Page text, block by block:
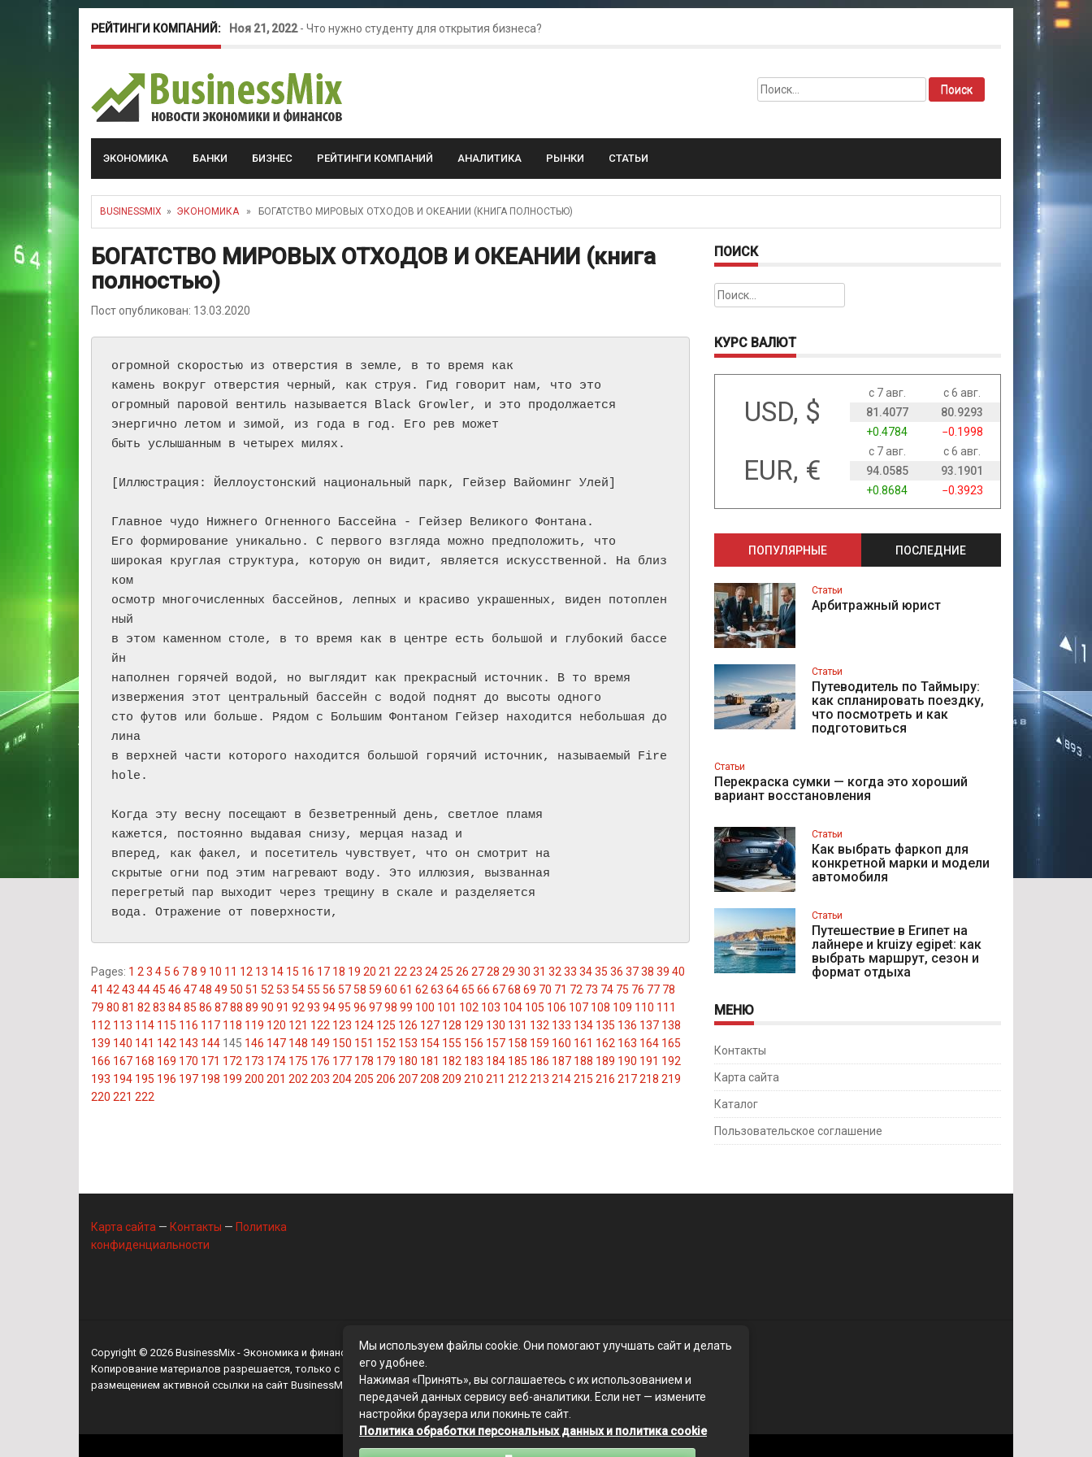
РЕЙТИНГИ КОМПАНИЙ: Ноя 21, 2022- Что нужно студенту для открытия бизнеса?
Май 16, 2022-Курсовые колебания: как защитить свой бизнес?
Найти:
ЭКОНОМИКА БАНКИ БИЗНЕС РЕЙТИНГИ КОМПАНИЙ АНАЛИТИКА РЫНКИ СТАТЬИ
BUSINESSMIX » ЭКОНОМИКА» БОГАТСТВО МИРОВЫХ ОТХОДОВ И ОКЕАНИИ (КНИГА ПОЛНОСТЬЮ)
БОГАТСТВО МИРОВЫХ ОТХОДОВ И ОКЕАНИИ (книга
полностью)
Пост опубликован: 13.03.2020
огромной скоростью из отверстия в земле, в то время как
камень вокруг отверстия черный, как струя. Гид говорит нам, что это
огромный паровой вентиль называется Black Growler, и это продолжается
энергично летом и зимой, из года в год. Его рев может
быть услышанным в четырех милях.
[Иллюстрация: Йеллоустонский национальный парк, Гейзер Вайоминг Улей]
Главное чудо Нижнего Огненного Бассейна - Гейзер Великого Фонтана.
Его формирование уникально. С первого взгляда можно предположить, что
широкая круглая структура, которую он видит, является искусственной. На близ
ком
осмотр многочисленных бассейнов, лепных и красиво украшенных, виден потоплен
ный
в этом каменном столе, в то время как в центре есть большой и глубокий бассе
йн
наполнен горячей водой, но выглядит как прекрасный источник. В то время
извержения этот центральный бассейн с водой поднят до высоты одного
сто футов или больше. Рядом с Большим Фонтаном Гейзер находится небольшая до
лина
в верхней части которого находится большой горячий источник, называемый Fire
hole.
Когда эту весну посещают в безветренный день, светлое пламя
кажется, постоянно выдавая снизу, мерцая назад и
вперед, как факел, и посетитель чувствует, что он смотрит на
скрытые огни под этим нагревают воду. Это иллюзия, вызванная
перегретый пар выходит через трещину в скале и разделяется
вода. Отражение от поверхности,
Pages: 1 2 3 4 5 6 78 9 10 11 12 13 14 15 16 17 18 19 20 21 22 23 2425 26 2728 29 30 31 32 33 3435 36 3738 39 40
41 42 43 4445 46 4748 49 50 51 52 53 54 55 56 57 58 59 60 61 62 63 6465 66 6768 69 70 71 72 73 74 75 76 77 78
79 80 81 82 83 8485 86 8788 89 90 91 92 93 9495 96 9798 99 100 101 102 103 104 105 106 107 108 109 110 111
112 113 114 115 116 117 118 119 120 121 122 123 124 125 126 127 128 129 130 131 132 133 134 135 136 137 138
139 140 141 142 143 144 145 146 147 148 149 150 151 152 153 154 155 156 157 158 159 160 161 162 163 164 165
166 167 168 169 170 171 172 173 174 175 176 177 178 179 180 181 182 183 184 185 186 187 188 189 190 191 192
193 194 195 196 197 198 199 200 201 202 203 204205 206 207208 209 210 211 212 213 214215 216 217218 219
220 221 222
ПОИСК
Найти:
КУРС ВАЛЮТ
USD, $
с 7 авг.
с 6 авг.
81.4077
80.9293
+0.4784
−0.1998
EUR, €
с 7 авг.
с 6 авг.
94.0585
93.1901
+0.8684
−0.3923
ПОПУЛЯРНЫЕ ПОСЛЕДНИЕ
Статьи
Арбитражный юрист
Статьи
Путеводитель по Таймыру:
как спланировать поездку,
что посмотреть и как
подготовиться
Статьи
Перекраска сумки — когда это хороший
вариант восстановления
Статьи
Как выбрать фаркоп для
конкретной марки и модели
автомобиля
Статьи
Путешествие в Египет на
лайнере и kruizy egipet: как
выбрать маршрут, сезон и
формат отдыха
МЕНЮ
Контакты
Карта сайта
Каталог
Пользовательское соглашение
Карта сайта — Контакты — Политика
конфиденциальности
Copyright © 2026 BusinessMix - Экономика и финансы
Копирование материалов разрешается, только с
размещением активной ссылки на сайт BusinessMix
Связаться с редакцией сайта: businessmix.ru@mailwebsite.ru
Мы используем файлы cookie. Они помогают улучшать сайт и делать
его удобнее.
Нажимая «Принять», вы соглашаетесь с их использованием и
передачей данных сервису веб-аналитики. Если нет — измените
настройки браузера или покиньте сайт.
Политика обработки персональных данных и политика cookie